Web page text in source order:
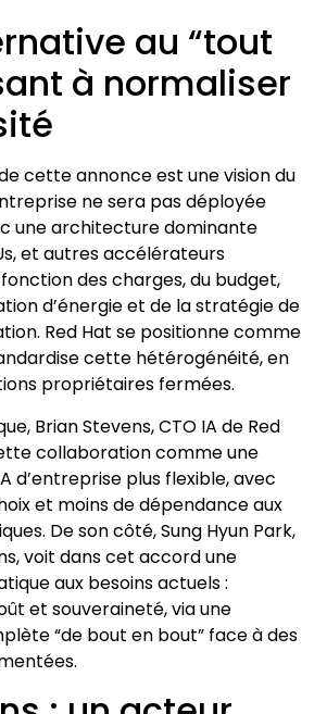
au “tout
à normaliser
cette annonce est une vision du
ne sera pas déployée
une architecture dominante
et autres accélérateurs
des charges, du budget,
d’énergie et de la stratégie de
Red Hat se positionne comme
cette hétérogénéité, en
propriétaires fermées.
Brian Stevens, CTO IA de Red
collaboration comme une
d’entreprise plus flexible, avec
et moins de dépendance aux
De son côté, Sung Hyun Park,
voit dans cet accord une
aux besoins actuels :
et souveraineté, via une
“de bout en bout” face à des